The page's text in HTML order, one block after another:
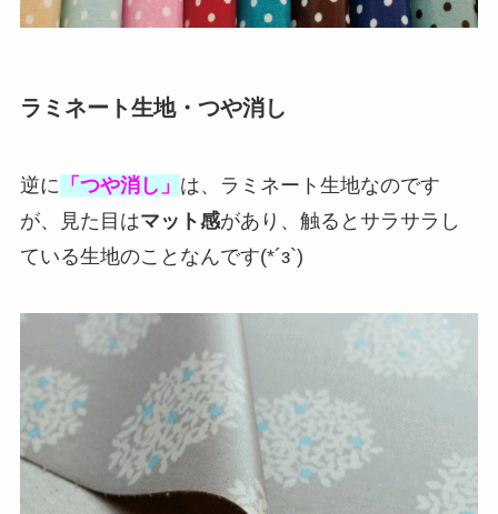
ラミネート生地・つや消し
逆に 「つや消し」 は、ラミネート生地なのです
が、見た目はマット感があり、触るとサラサラし
ている生地のことなんです(*´з`)